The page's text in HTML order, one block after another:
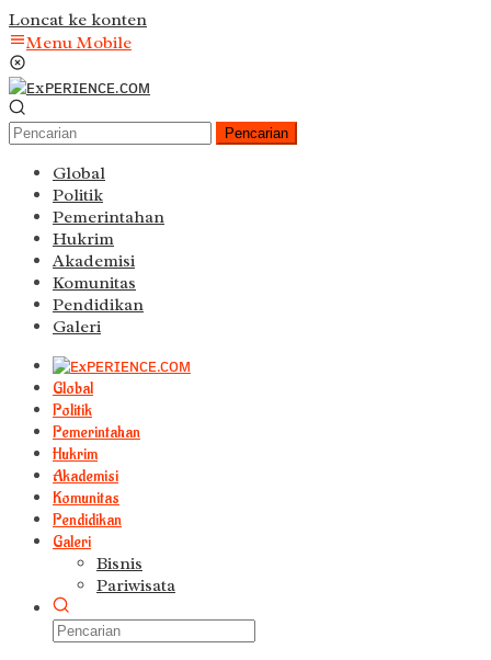
Loncat ke konten
Menu Mobile
Pencarian
Global
Politik
Pemerintahan
Hukrim
Akademisi
Komunitas
Pendidikan
Galeri
Global
Politik
Pemerintahan
Hukrim
Akademisi
Komunitas
Pendidikan
Galeri
Bisnis
Pariwisata